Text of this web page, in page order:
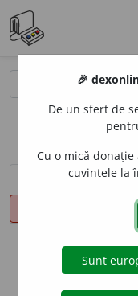
sinteza definițiilor (1)
🎉
De un sfert de
Cu o mică
cuvintele la